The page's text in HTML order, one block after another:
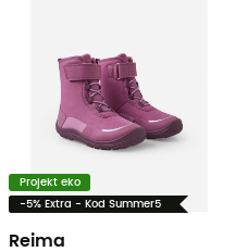
Projekt eko
-5% Extra - Kod Summer5
Reima